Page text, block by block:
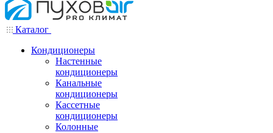
Каталог
Кондиционеры
Настенные
кондиционеры
Канальные
кондиционеры
Кассетные
кондиционеры
Колонные